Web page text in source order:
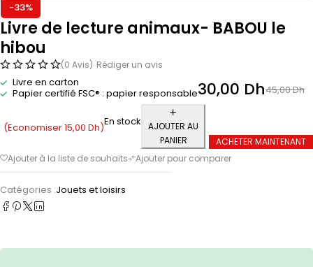
-33%
Livre de lecture animaux- BABOU le
hibou
(0 Avis) Rédiger un avis
Livre en carton
Papier certifié FSC® : papier responsable
45,00Dh
30,00 Dh
(Economiser15,00 Dh)En stock
AJOUTER AU
PANIER
ACHETER MAINTENANT
Catégories :Jouets et loisirs